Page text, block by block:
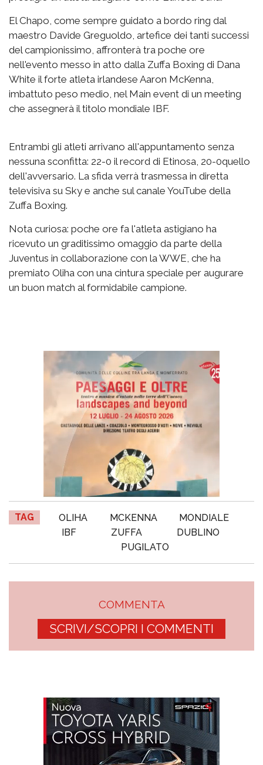
El Chapo, come sempre guidato a bordo ring dal
maestro Davide Greguoldo, artefice dei tanti successi
del campionissimo, affronterà tra poche ore
nell'evento messo in atto dalla Zuffa Boxing di Dana
White il forte atleta irlandese Aaron McKenna,
imbattuto peso medio, nel Main event di un meeting
che assegnerà il titolo mondiale IBF.
Entrambi gli atleti arrivano all'appuntamento senza
nessuna sconfitta: 22-0 il record di Etinosa, 20-0quello
dell'avversario. La sfida verrà trasmessa in diretta
televisiva su Sky e anche sul canale YouTube della
Zuffa Boxing.
Nota curiosa: poche ore fa l'atleta astigiano ha
ricevuto un graditissimo omaggio da parte della
Juventus in collaborazione con la WWE, che ha
premiato Oliha con una cintura speciale per augurare
un buon match al formidabile campione.
TAG OLIHA MCKENNA
MONDIALE
IBF
ZUFFA
DUBLINO
PUGILATO
COMMENTA
SCRIVI/SCOPRI I COMMENTI